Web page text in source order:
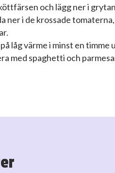
och lägg ner i
ner i de krossade
låg värme i minst en timme
med spaghetti och